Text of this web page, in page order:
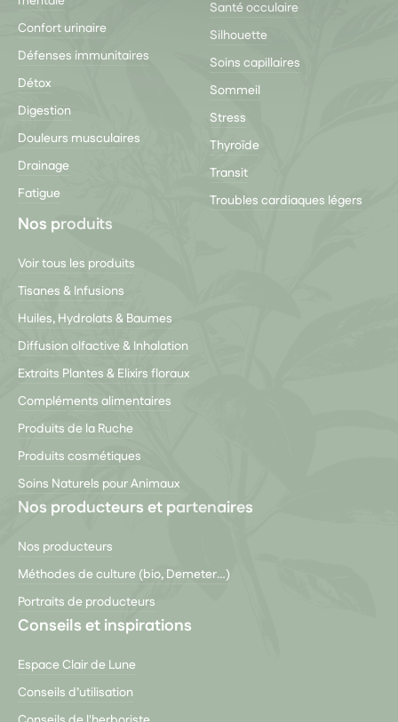
Confort urinaire
Défenses immunitaires
Détox
Digestion
Douleurs musculaires
Drainage
Fatigue
Santé occulaire
Silhouette
Soins capillaires
Sommeil
Stress
Thyroïde
Transit
Troubles cardiaques légers
Nos produits
Voir tous les produits
Tisanes & Infusions
Huiles, Hydrolats & Baumes
Diffusion olfactive & Inhalation
Extraits Plantes & Elixirs floraux
Compléments alimentaires
Produits de la Ruche
Produits cosmétiques
Soins Naturels pour Animaux
Nos producteurs et partenaires
Nos producteurs
Méthodes de culture (bio, Demeter…)
Portraits de producteurs
Conseils et inspirations
Espace Clair de Lune
Conseils d’utilisation